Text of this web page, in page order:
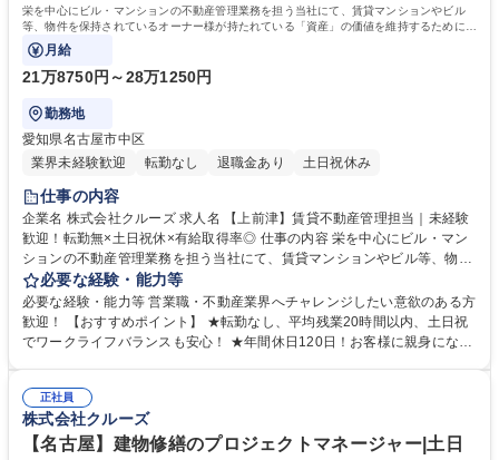
栄を中心にビル・マンションの不動産管理業務を担う当社にて、賃貸マンションやビル
等、物件を保持されているオーナー様が持たれている「資産」の価値を維持するために
様々なご提案営業をお任せします！
月給
21万8750円～28万1250円
勤務地
愛知県名古屋市中区
業界未経験歓迎
転勤なし 退職金あり 土日祝休み
仕事の内容
企業名 株式会社クルーズ 求人名 【上前津】賃貸不動産管理担当｜未経験
歓迎！転勤無×土日祝休×有給取得率◎ 仕事の内容 栄を中心にビル・マン
ションの不動産管理業務を担う当社にて、賃貸マンションやビル等、物件
を保持されているオーナー様が持たれている「資産」の価値を維持するた
めに様々なご提案営業をお任せします！ ■入社後《まずは半年～1年、建
物管理の実務からスタート》 オーナー様へのご提案には現場理解が欠かせ
ません。修繕の必要性や入居者の声を知ることで、営業としての提案の質
手配 ・水回り等のトラブル対応 ・報告書の作成 募集職種 【上前津】賃貸
不動産管理担当｜未経験歓迎！転勤無×土日祝休×有給取得率◎
必要な経験・能力等
必要な経験・能力等 営業職・不動産業界へチャレンジしたい意欲のある方
歓迎！ 【おすすめポイント】 ★転勤なし、平均残業20時間以内、土日祝
でワークライフバランスも安心！ ★年間休日120日！お客様に親身になる
短大 専修学校 高校 語学力： 資格：
正社員
株式会社クルーズ
【名古屋】建物修繕のプロジェクトマネージャー|土日